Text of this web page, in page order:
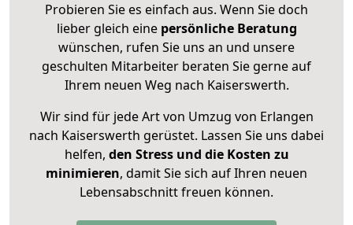
Probieren Sie es einfach aus. Wenn Sie doch
lieber gleich eine persönliche Beratung
wünschen, rufen Sie uns an und unsere
geschulten Mitarbeiter beraten Sie gerne auf
Ihrem neuen Weg nach Kaiserswerth.
Wir sind für jede Art von Umzug von Erlangen
nach Kaiserswerth gerüstet. Lassen Sie uns dabei
helfen, den Stress und die Kosten zu
minimieren, damit Sie sich auf Ihren neuen
Lebensabschnitt freuen können.